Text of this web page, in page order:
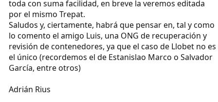
toda con suma facilidad, en breve la veremos editada
por el mismo Trepat.
Saludos y, ciertamente, habrá que pensar en, tal y como
lo comento el amigo Luis, una ONG de recuperación y
revisión de contenedores, ya que el caso de Llobet no es
el único (recordemos el de Estanislao Marco o Salvador
García, entre otros)
Adrián Rius